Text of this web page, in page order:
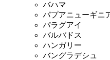
バハマ
パプアニューギニ
パラグアイ
バルバドス
ハンガリー
バングラデシュ